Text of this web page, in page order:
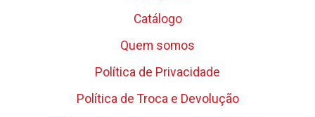
Catálogo
Quem somos
Política de Privacidade
Política de Troca e Devolução